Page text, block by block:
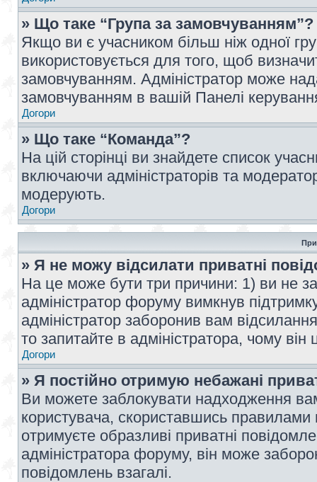
» Що таке “Група за замовчуванням”?
Якщо ви є учасником більш ніж одної
використовується для того, щоб
замовчуванням. Адміністратор може
замовчуванням в вашій Панелі
Догори
» Що таке “Команда”?
На цій сторінці ви знайдете список
включаючи адміністраторів та
модерують.
Догори
» Я не можу відсилати приватні
На це може бути три причини: 1) ви не
адміністратор форуму вимкнув
адміністратор заборонив вам
то запитайте в адміністратора, чому він
Догори
» Я постійно отримую небажані
Ви можете заблокувати надходження
користувача, скориставшись
отримуєте образливі приватні
адміністратора форуму, він може
повідомлень взагалі.